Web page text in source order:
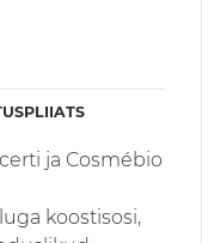
ja Cosmébio
koostisosi,